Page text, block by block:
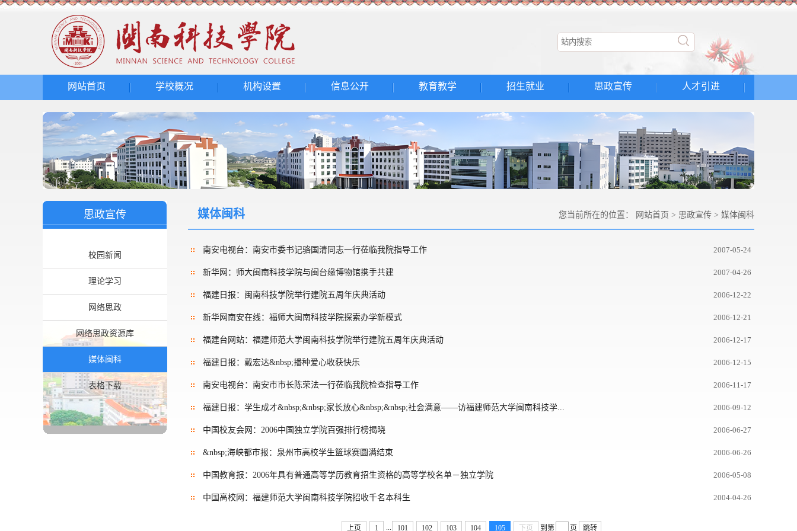
网站首页 学校概况 机构设置 信息公开 教育教学 招生就业 思政宣传 人才引进
思政宣传
校园新闻
理论学习
网络思政
网络思政资源库
媒体闽科
表格下载
媒体闽科 您当前所在的位置： 网站首页 > 思政宣传 > 媒体闽科
南安电视台：南安市委书记骆国清同志一行莅临我院指导工作 2007-05-24
新华网：师大闽南科技学院与闽台缘博物馆携手共建 2007-04-26
福建日报：闽南科技学院举行建院五周年庆典活动 2006-12-22
新华网南安在线：福师大闽南科技学院探索办学新模式 2006-12-21
福建台网站：福建师范大学闽南科技学院举行建院五周年庆典活动 2006-12-17
福建日报：戴宏达&nbsp;播种爱心收获快乐 2006-12-15
南安电视台：南安市市长陈荣法一行莅临我院检查指导工作 2006-11-17
福建日报：学生成才&nbsp;&nbsp;家长放心&nbsp;&nbsp;社会满意——访福建师范大学闽南科技学... 2006-09-12
中国校友会网：2006中国独立学院百强排行榜揭晓 2006-06-27
&nbsp;海峡都市报：泉州市高校学生篮球赛圆满结束 2006-06-26
中国教育报：2006年具有普通高等学历教育招生资格的高等学校名单－独立学院 2006-05-08
中国高校网：福建师范大学闽南科技学院招收千名本科生 2004-04-26
上页 1 101 102 103 104 105 下页 到第 页 跳转